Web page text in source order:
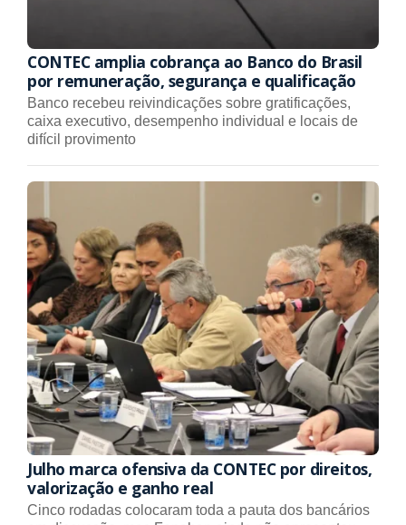
CONTEC amplia cobrança ao Banco do Brasil
por remuneração, segurança e qualificação
Banco recebeu reivindicações sobre gratificações,
caixa executivo, desempenho individual e locais de
difícil provimento
Julho marca ofensiva da CONTEC por direitos,
valorização e ganho real
Cinco rodadas colocaram toda a pauta dos bancários